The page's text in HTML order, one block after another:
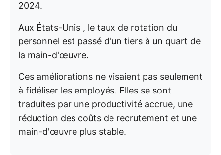
2024.
Aux États-Unis , le taux de rotation du
personnel est passé d'un tiers à un quart de
la main-d'œuvre.
Ces améliorations ne visaient pas seulement
à fidéliser les employés. Elles se sont
traduites par une productivité accrue, une
réduction des coûts de recrutement et une
main-d'œuvre plus stable.